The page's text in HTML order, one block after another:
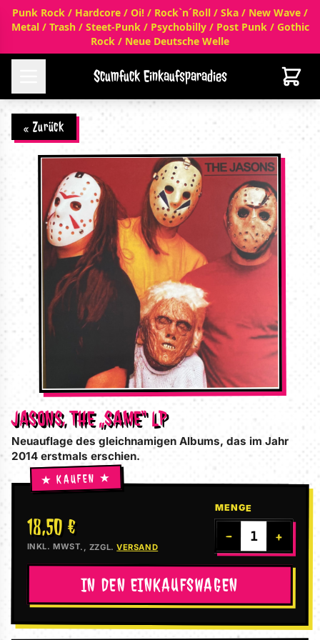
Punk Rock / Hardcore / Oi! / Rock`n´Roll / Ska / New Wave /
Metal / Trash / Steet-Punk / Psychobilly / Post Punk / Gothic
Rock / Neue Deutsche Welle
Scumfuck Einkaufsparadies
« Zurück
JASONS, THE „SAME“ LP
Neuauflage des gleichnamigen Albums, das im Jahr
2014 erstmals erschien.
18,50 €
INKL. MWST., ZZGL.VERSAND
MENGE
− +
IN DEN EINKAUFSWAGEN